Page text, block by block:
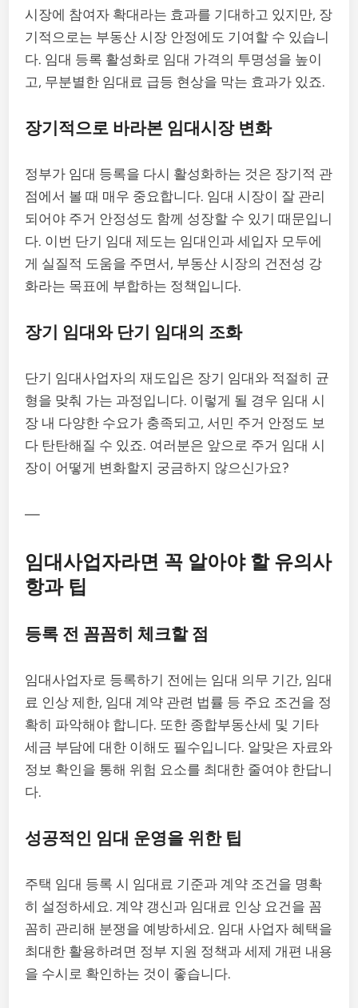
시장에 참여자 확대라는 효과를 기대하고 있지만, 장
기적으로는 부동산 시장 안정에도 기여할 수 있습니
다. 임대 등록 활성화로 임대 가격의 투명성을 높이
고, 무분별한 임대료 급등 현상을 막는 효과가 있죠.
장기적으로 바라본 임대시장 변화
정부가 임대 등록을 다시 활성화하는 것은 장기적 관
점에서 볼 때 매우 중요합니다. 임대 시장이 잘 관리
되어야 주거 안정성도 함께 성장할 수 있기 때문입니
다. 이번 단기 임대 제도는 임대인과 세입자 모두에
게 실질적 도움을 주면서, 부동산 시장의 건전성 강
화라는 목표에 부합하는 정책입니다.
장기 임대와 단기 임대의 조화
단기 임대사업자의 재도입은 장기 임대와 적절히 균
형을 맞춰 가는 과정입니다. 이렇게 될 경우 임대 시
장 내 다양한 수요가 충족되고, 서민 주거 안정도 보
다 탄탄해질 수 있죠. 여러분은 앞으로 주거 임대 시
장이 어떻게 변화할지 궁금하지 않으신가요?
—
임대사업자라면 꼭 알아야 할 유의사
항과 팁
등록 전 꼼꼼히 체크할 점
임대사업자로 등록하기 전에는 임대 의무 기간, 임대
료 인상 제한, 임대 계약 관련 법률 등 주요 조건을 정
확히 파악해야 합니다. 또한 종합부동산세 및 기타
세금 부담에 대한 이해도 필수입니다. 알맞은 자료와
정보 확인을 통해 위험 요소를 최대한 줄여야 한답니
다.
성공적인 임대 운영을 위한 팁
주택 임대 등록 시 임대료 기준과 계약 조건을 명확
히 설정하세요. 계약 갱신과 임대료 인상 요건을 꼼
꼼히 관리해 분쟁을 예방하세요. 임대 사업자 혜택을
최대한 활용하려면 정부 지원 정책과 세제 개편 내용
을 수시로 확인하는 것이 좋습니다.